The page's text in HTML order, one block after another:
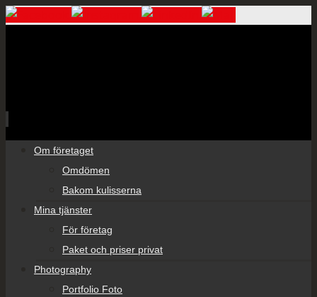
Om företaget
Omdömen
Bakom kulisserna
Mina tjänster
För företag
Paket och priser privat
Photography
Portfolio Foto